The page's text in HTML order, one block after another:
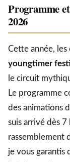
Programme
2026
Cette année, les
youngtimer
le circuit
Le programme
des animations
suis arrivé dès
rassemblement
je vous garantis